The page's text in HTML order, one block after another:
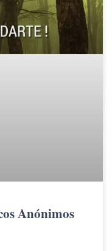
Anónimos